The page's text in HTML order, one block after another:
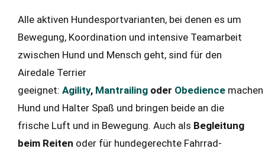
Alle aktiven Hundesportvarianten, bei denen es um
Bewegung, Koordination und intensive Teamarbeit
zwischen Hund und Mensch geht, sind für den
Airedale Terrier
geeignet: Agility, Mantrailing oder Obedience machen
Hund und Halter Spaß und bringen beide an die
frische Luft und in Bewegung. Auch als Begleitung
beim Reiten oder für hundegerechte Fahrrad-